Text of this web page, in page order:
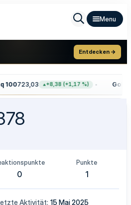
Entdecken →
100723,03 +8,38 (+1,17 %) Gold
0
Punkte
1
Aktivität 15 Mai 2025